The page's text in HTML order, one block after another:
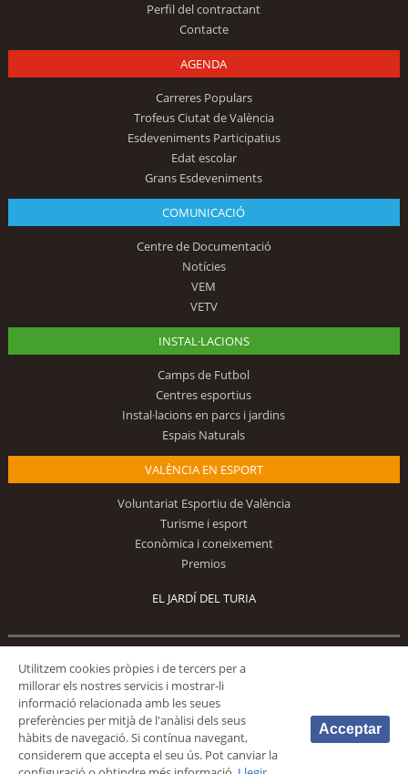
Perfil del contractant
Contacte
AGENDA
Carreres Populars
Trofeus Ciutat de València
Esdeveniments Participatius
Edat escolar
Grans Esdeveniments
COMUNICACIÓ
Centre de Documentació
Notícies
VEM
VETV
INSTAL·LACIONS
Camps de Futbol
Centres esportius
Instal·lacions en parcs i jardins
Espais Naturals
VALÈNCIA EN ESPORT
Voluntariat Esportiu de València
Turisme i esport
Econòmica i coneixement
Premios
EL JARDÍ DEL TURIA
Utilitzem cookies pròpies i de tercers per a
millorar els nostres servicis i mostrar-li
informació relacionada amb les seues
preferències per mitjà de l'anàlisi dels seus
hàbits de navegació. Si contínua navegant,
considerem que accepta el seu ús. Pot canviar la
Acceptar